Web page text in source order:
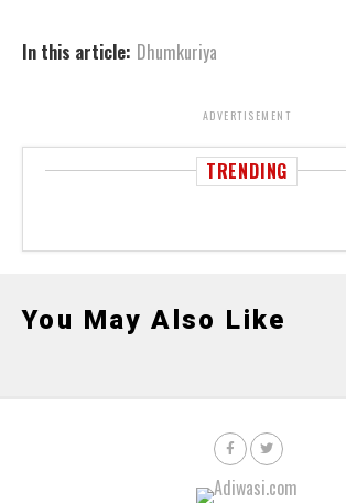
In this article: Dhumkuriya
ADVERTISEMENT
TRENDING
You May Also Like